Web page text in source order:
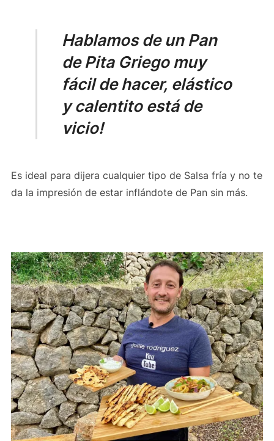
Hablamos de un Pan
de Pita Griego muy
fácil de hacer, elástico
y calentito está de
vicio!
Es ideal para dijera cualquier tipo de Salsa fría y no te
da la impresión de estar inflándote de Pan sin más.